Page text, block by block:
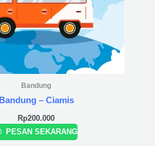
Bandung
Bandung – Ciamis
Rp200.000
PESAN SEKARANG